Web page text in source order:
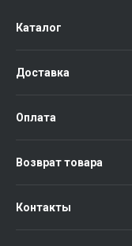
Каталог
Доставка
Оплата
Возврат товара
Контакты